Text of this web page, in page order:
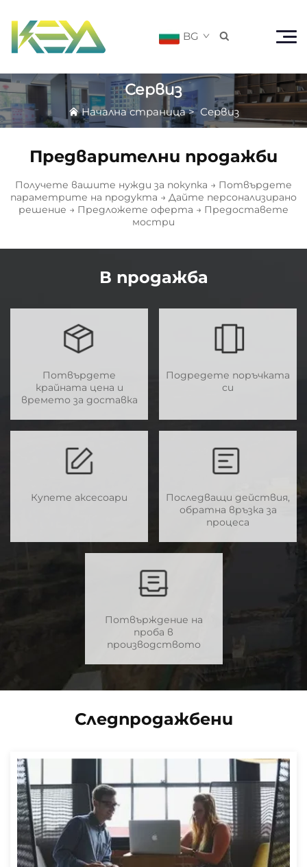
BG 
Сервиз
Начална страница> Сервиз
Предварителни продажби
Получете вашите нужди за покупка → Потвърдете
параметрите на продукта → Дайте персонализирано
решение → Предложете оферта → Предоставете
мостри
В продажба
Потвърдете
крайната цена и
времето за доставка
Подредете поръчката
си
Купете аксесоари
Последващи действия,
обратна връзка за
процеса
Потвърждение на
проба в
производството
Следпродажбени